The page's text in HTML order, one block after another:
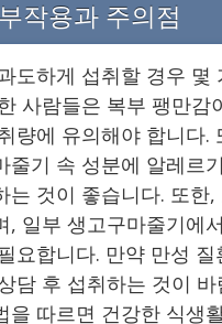
작용과 주의점
도하게 섭취할 경우
사람들은 복부 팽만
량에 유의해야 합니다
줄기 속 성분에 알레르
는 것이 좋습니다. 또한
, 일부 생고구마줄기에
요합니다. 만약 만성
담 후 섭취하는 것이
을 따르면 건강한 식생